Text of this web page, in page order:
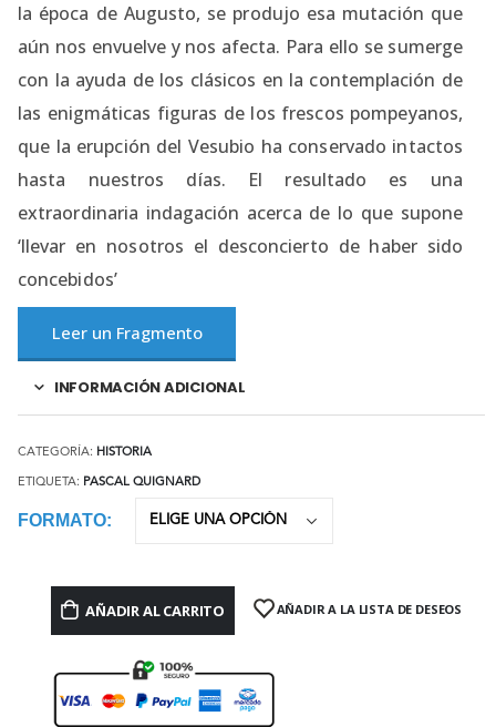
la época de Augusto, se produjo esa mutación que
aún nos envuelve y nos afecta. Para ello se sumerge
con la ayuda de los clásicos en la contemplación de
las enigmáticas figuras de los frescos pompeyanos,
que la erupción del Vesubio ha conservado intactos
hasta nuestros días. El resultado es una
extraordinaria indagación acerca de lo que supone
‘llevar en nosotros el desconcierto de haber sido
concebidos’
Leer un Fragmento
INFORMACIÓN ADICIONAL
CATEGORÍA: HISTORIA
ETIQUETA: PASCAL QUIGNARD
FORMATO
AÑADIR AL CARRITO AÑADIR A LA LISTA DE DESEOS